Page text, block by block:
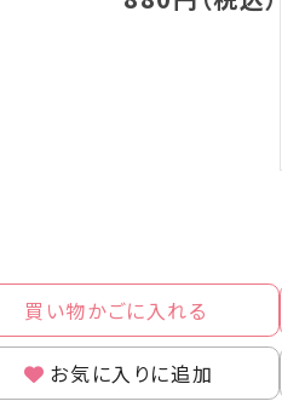
買い物かごに入れる
お気に入りに追加